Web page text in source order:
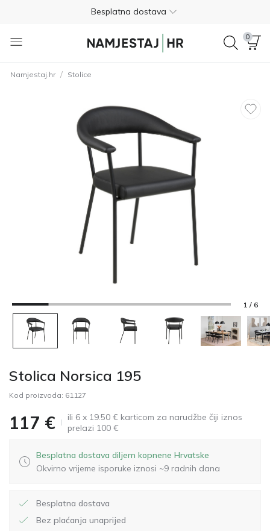
Besplatna dostava
Nije potrebno plaćanje unaprijed
Besplatna dostava
Nije potrebno plaćanje unaprijed
Besplatan povrat unutar 365 dana
01 8000 383
0
Namjestaj.hr / Stolice
1 / 6
Stolica Norsica 195
Kod proizvoda: 61127
117 €
ili 6 x 19.50 € karticom za narudžbe čiji iznos
prelazi 100 €
Besplatna dostava diljem kopnene Hrvatske
Okvirno vrijeme isporuke iznosi ~9 radnih dana
Besplatna dostava
Bez plaćanja unaprijed